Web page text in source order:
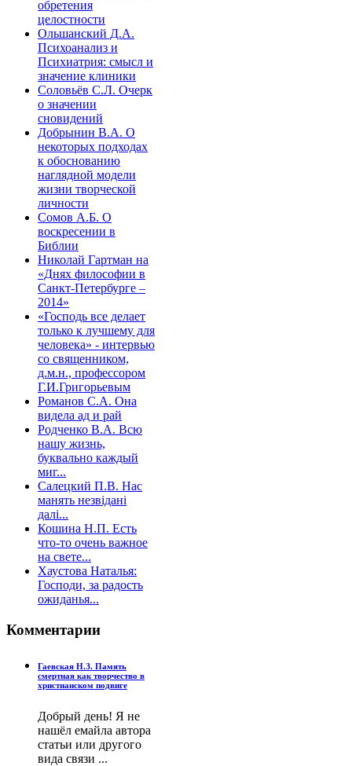
обретения
целостности
Ольшанский Д.А.
Психоанализ и
Психиатрия: смысл и
значение клиники
Соловьёв С.Л. Очерк
о значении
сновидений
Добрынин В.А. О
некоторых подходах
к обоснованию
наглядной модели
жизни творческой
личности
Сомов А.Б. О
воскресении в
Библии
Николай Гартман на
«Днях философии в
Санкт-Петербурге –
2014»
«Господь все делает
только к лучшему для
человека» - интервью
со священником,
д.м.н., профессором
Г.И.Григорьевым
Романов С.А. Она
видела ад и рай
Родченко В.А. Всю
нашу жизнь,
буквально каждый
миг...
Салецкий П.В. Нас
манять незвідані
далі...
Кошина Н.П. Есть
что-то очень важное
на свете...
Хаустова Наталья:
Господи, за радость
ожиданья...
Комментарии
Гаевская Н.З. Память
смертная как творчество в
христианском подвиге
Добрый день! Я не
нашёл емайла автора
статьи или другого
вида связи ...